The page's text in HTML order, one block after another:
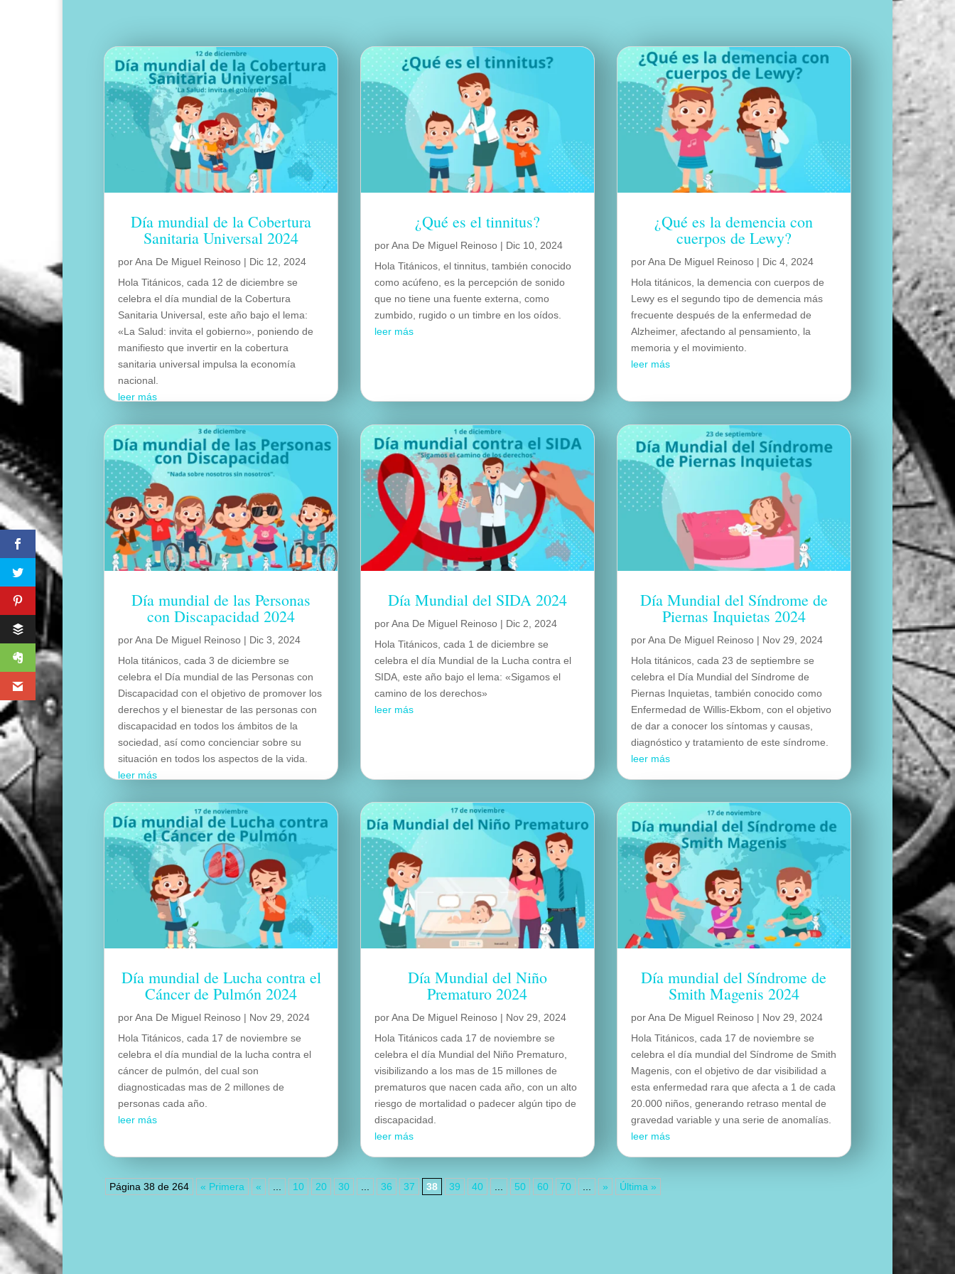
Día mundial de la Cobertura
Sanitaria Universal 2024
porAna De Miguel Reinoso | Dic 12, 2024
Hola Titánicos, cada 12 de diciembre se
celebra el día mundial de la Cobertura
Sanitaria Universal, este año bajo el lema:
«La Salud: invita el gobierno», poniendo de
manifiesto que invertir en la cobertura
sanitaria universal impulsa la economía
nacional.
leer más
Día mundial de las Personas
con Discapacidad 2024
porAna De Miguel Reinoso | Dic 3, 2024
Hola titánicos, cada 3 de diciembre se
celebra el Día mundial de las Personas con
Discapacidad con el objetivo de promover los
derechos y el bienestar de las personas con
discapacidad en todos los ámbitos de la
sociedad, así como concienciar sobre su
situación en todos los aspectos de la vida.
leer más
Día mundial de Lucha contra el
Cáncer de Pulmón 2024
porAna De Miguel Reinoso | Nov 29, 2024
Hola Titánicos, cada 17 de noviembre se
celebra el día mundial de la lucha contra el
cáncer de pulmón, del cual son
diagnosticadas mas de 2 millones de
personas cada año.
leer más
¿Qué es el tinnitus?
porAna De Miguel Reinoso | Dic 10, 2024
Hola Titánicos, el tinnitus, también conocido
como acúfeno, es la percepción de sonido
que no tiene una fuente externa, como
zumbido, rugido o un timbre en los oídos.
leer más
Día Mundial del SIDA 2024
porAna De Miguel Reinoso | Dic 2, 2024
Hola Titánicos, cada 1 de diciembre se
celebra el día Mundial de la Lucha contra el
SIDA, este año bajo el lema: «Sigamos el
camino de los derechos»
leer más
Día Mundial del Niño
Prematuro 2024
porAna De Miguel Reinoso | Nov 29, 2024
Hola Titánicos cada 17 de noviembre se
celebra el día Mundial del Niño Prematuro,
visibilizando a los mas de 15 millones de
prematuros que nacen cada año, con un alto
riesgo de mortalidad o padecer algún tipo de
discapacidad.
leer más
¿Qué es la demencia con
cuerpos de Lewy?
porAna De Miguel Reinoso | Dic 4, 2024
Hola titánicos, la demencia con cuerpos de
Lewy es el segundo tipo de demencia más
frecuente después de la enfermedad de
Alzheimer, afectando al pensamiento, la
memoria y el movimiento.
leer más
Día Mundial del Síndrome de
Piernas Inquietas 2024
porAna De Miguel Reinoso | Nov 29, 2024
Hola titánicos, cada 23 de septiembre se
celebra el Día Mundial del Síndrome de
Piernas Inquietas, también conocido como
Enfermedad de Willis-Ekbom, con el objetivo
de dar a conocer los síntomas y causas,
diagnóstico y tratamiento de este síndrome.
leer más
Día mundial del Síndrome de
Smith Magenis 2024
porAna De Miguel Reinoso | Nov 29, 2024
Hola Titánicos, cada 17 de noviembre se
celebra el día mundial del Síndrome de Smith
Magenis, con el objetivo de dar visibilidad a
esta enfermedad rara que afecta a 1 de cada
20.000 niños, generando retraso mental de
gravedad variable y una serie de anomalías.
leer más
Página 38 de 264 « Primera « ... 10 20 30 ... 36 37 38 39 40 ... 50 60 70 ... » Última »